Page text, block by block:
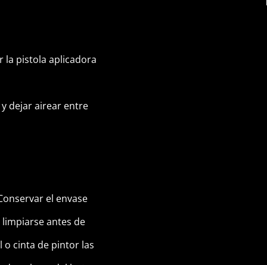
la pistola aplicadora
dejar airear entre
el envase
antes de
o cinta de pintor las